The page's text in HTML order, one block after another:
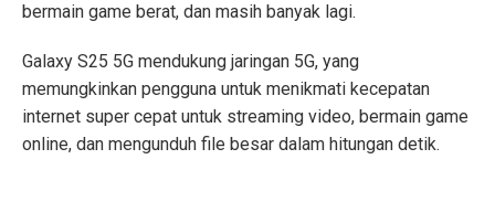
bermain game berat, dan masih banyak lagi.
Galaxy S25 5G mendukung jaringan 5G, yang
memungkinkan pengguna untuk menikmati kecepatan
internet super cepat untuk streaming video, bermain game
online, dan mengunduh file besar dalam hitungan detik.